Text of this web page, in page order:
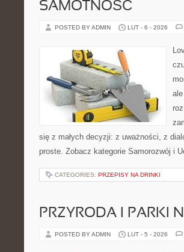
SAMOTNOŚĆ
POSTED BY ADMIN LUT - 6 - 2026
się z małych decyzji: z uważności, z
proste. Zobacz kategorie Samorozwój i
CATEGORIES: PRZEPISY NA DRINKI
PRZYRODA I PARKI
POSTED BY ADMIN LUT - 5 - 2026